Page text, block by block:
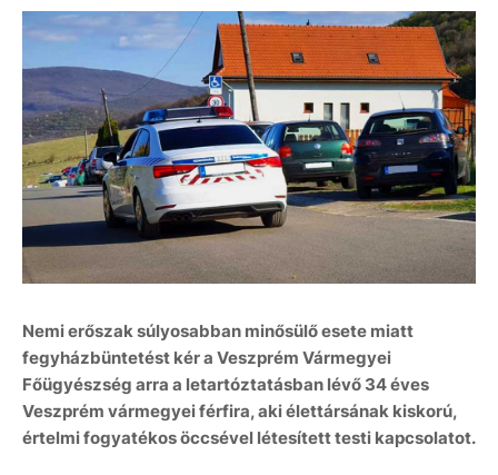
Nemi erőszak súlyosabban minősülő esete miatt
fegyházbüntetést kér a Veszprém Vármegyei
Főügyészség arra a letartóztatásban lévő 34 éves
Veszprém vármegyei férfira, aki élettársának kiskorú,
értelmi fogyatékos öccsével létesített testi kapcsolatot.